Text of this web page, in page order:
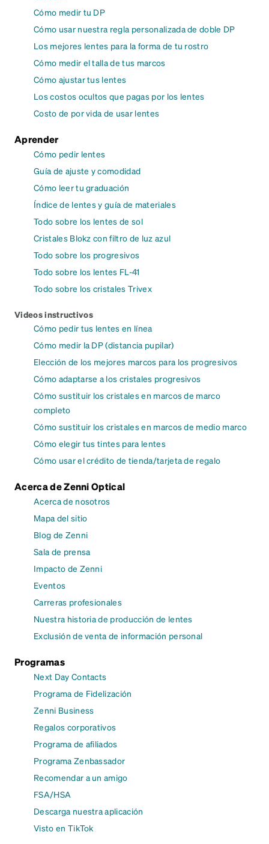
Cómo medir tu DP
Cómo usar nuestra regla personalizada de doble DP
Los mejores lentes para la forma de tu rostro
Cómo medir el talla de tus marcos
Cómo ajustar tus lentes
Los costos ocultos que pagas por los lentes
Costo de por vida de usar lentes
Aprender
Cómo pedir lentes
Guía de ajuste y comodidad
Cómo leer tu graduación
Índice de lentes y guía de materiales
Todo sobre los lentes de sol
Cristales Blokz con filtro de luz azul
Todo sobre los progresivos
Todo sobre los lentes FL-41
Todo sobre los cristales Trivex
Videos instructivos
Cómo pedir tus lentes en línea
Cómo medir la DP (distancia pupilar)
Elección de los mejores marcos para los progresivos
Cómo adaptarse a los cristales progresivos
Cómo sustituir los cristales en marcos de marco
completo
Cómo sustituir los cristales en marcos de medio marco
Cómo elegir tus tintes para lentes
Cómo usar el crédito de tienda/tarjeta de regalo
Acerca de Zenni Optical
Acerca de nosotros
Mapa del sitio
Blog de Zenni
Sala de prensa
Impacto de Zenni
Eventos
Carreras profesionales
Nuestra historia de producción de lentes
Exclusión de venta de información personal
Programas
Next Day Contacts
Programa de Fidelización
Zenni Business
Regalos corporativos
Programa de afiliados
Programa Zenbassador
Recomendar a un amigo
FSA/HSA
Descarga nuestra aplicación
Visto en TikTok